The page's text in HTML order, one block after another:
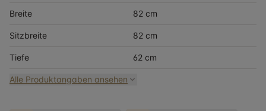
Breite 82 cm
Sitzbreite 82 cm
Tiefe 62 cm
Alle Produktangaben ansehen